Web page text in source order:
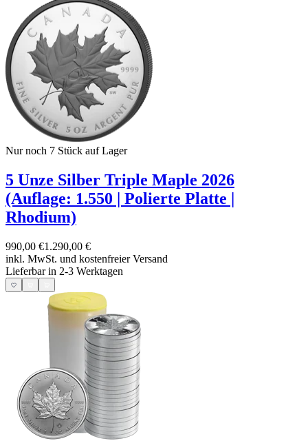
Nur noch 7 Stück auf Lager
5 Unze Silber Triple Maple 2026
(Auflage: 1.550 | Polierte Platte |
Rhodium)
990,00 €1.290,00 €
inkl. MwSt. und kostenfreier Versand
Lieferbar in 2-3 Werktagen